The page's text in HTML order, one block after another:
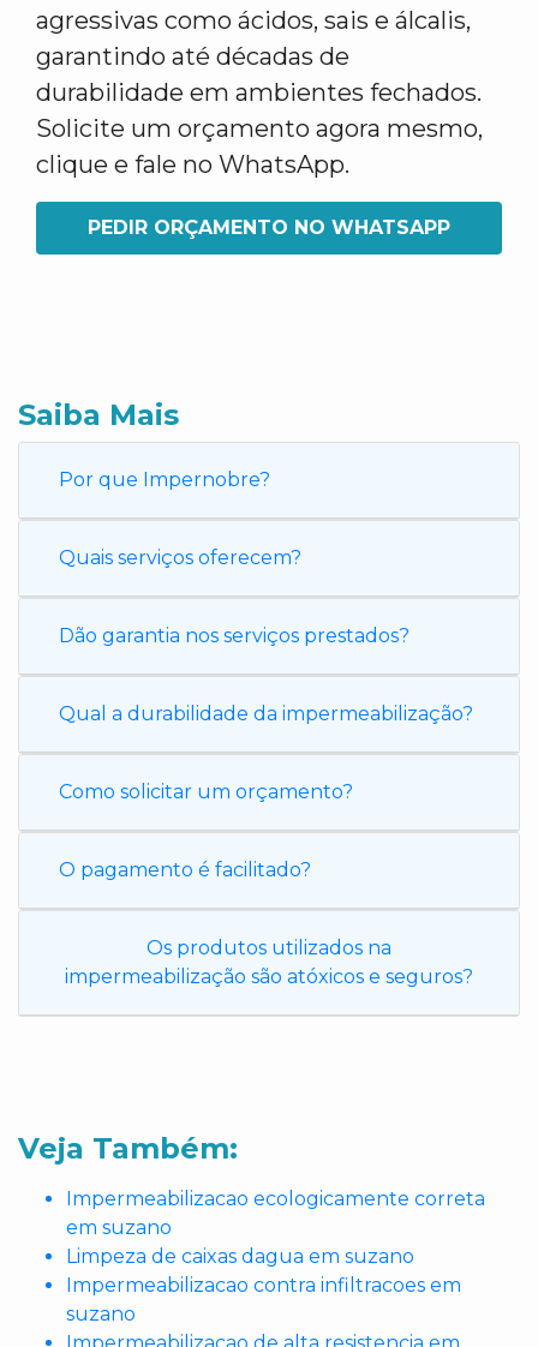
agressivas como ácidos, sais e álcalis,
garantindo até décadas de
durabilidade em ambientes fechados.
Solicite um orçamento agora mesmo,
clique e fale no WhatsApp.
PEDIR ORÇAMENTO NO WHATSAPP
Saiba Mais
Por que Impernobre?
Quais serviços oferecem?
Dão garantia nos serviços prestados?
Qual a durabilidade da impermeabilização?
Como solicitar um orçamento?
O pagamento é facilitado?
Os produtos utilizados na
impermeabilização são atóxicos e seguros?
Veja Também:
Impermeabilizacao ecologicamente correta
em suzano
Limpeza de caixas dagua em suzano
Impermeabilizacao contra infiltracoes em
suzano